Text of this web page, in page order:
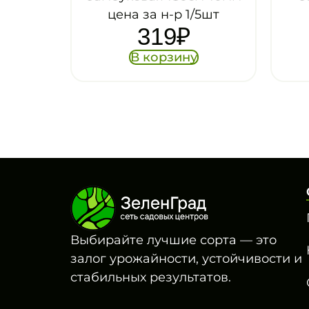
(-2-)
В корзину
Выбирайте лучшие сорта — это
залог урожайности, устойчивости и
стабильных результатов.